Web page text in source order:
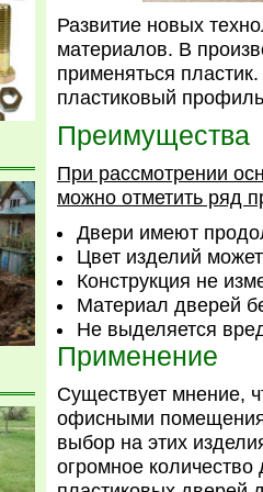
Развитие новых
материалов. В
применяться
пластиковый
Преимущества
При рассмотрении
можно отметить ряд
Двери имеют
Цвет изделий
Конструкция не
Материал дверей
Не выделяется
Применение
Существует мнение,
офисными
выбор на этих
огромное